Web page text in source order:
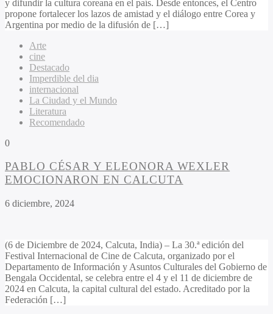
y difundir la cultura coreana en el país. Desde entonces, el Centro
propone fortalecer los lazos de amistad y el diálogo entre Corea y
Argentina por medio de la difusión de […]
Arte
cine
Destacado
Imperdible del dia
internacional
La Ciudad y el Mundo
Literatura
Recomendado
0
PABLO CÉSAR Y ELEONORA WEXLER
EMOCIONARON EN CALCUTA
6 diciembre, 2024
(6 de Diciembre de 2024, Calcuta, India) – La 30.ª edición del
Festival Internacional de Cine de Calcuta, organizado por el
Departamento de Información y Asuntos Culturales del Gobierno de
Bengala Occidental, se celebra entre el 4 y el 11 de diciembre de
2024 en Calcuta, la capital cultural del estado. Acreditado por la
Federación […]